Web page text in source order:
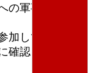
軍事侵攻も
している。
認をして最